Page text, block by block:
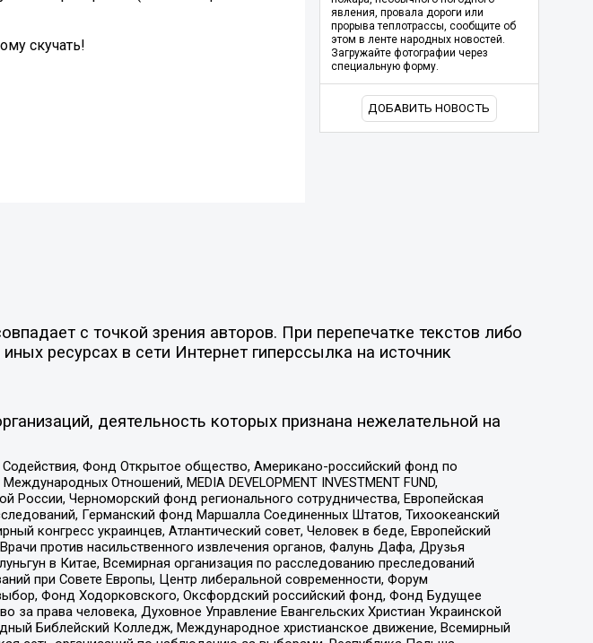
скучать!
явления, провала дороги или
прорыва теплотрассы, сообщите об
этом в ленте народных новостей.
Загружайте фотографии через
специальную форму.
ДОБАВИТЬ НОВОСТЬ
с точкой зрения авторов. При перепечатке текстов либо
ресурсах в сети Интернет гиперссылка на источник
деятельность которых признана нежелательной на
Фонд Открытое общество, Американо-российский фонд по
Отношений, MEDIA DEVELOPMENT INVESTMENT FUND,
России, Черноморский фонд регионального сотрудничества, Европейская
Германский фонд Маршалла Соединенных Штатов, Тихоокеанский
конгресс украинцев, Атлантический совет, Человек в беде, Европейский
против насильственного извлечения органов, Фалунь Дафа, Друзья
в Китае, Всемирная организация по расследованию преследований
при Совете Европы, Центр либеральной современности, Форум
Фонд Ходорковского, Оксфордский российский фонд, Фонд Будущее
права человека, Духовное Управление Евангельских Христиан Украинской
Библейский Колледж, Международное христианское движение, Всемирный